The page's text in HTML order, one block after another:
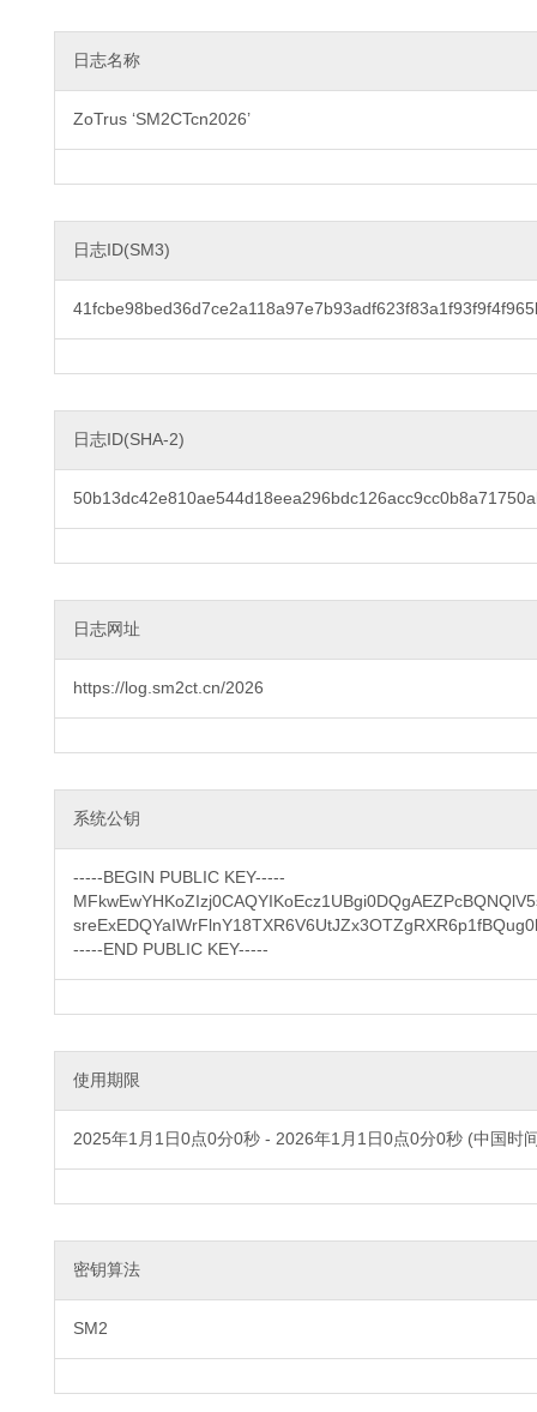
日志名称
ZoTrus ‘SM2CTcn2026’
日志ID(SM3)
日志ID(SHA-2)
日志网址
https://log.sm2ct.cn/2026
系统公钥
-----BEGIN PUBLIC KEY-----
-----END PUBLIC KEY-----
使用期限
2025年1月1日0点0分0秒 - 2026年1月1日0点0分0秒 (中国时
密钥算法
SM2